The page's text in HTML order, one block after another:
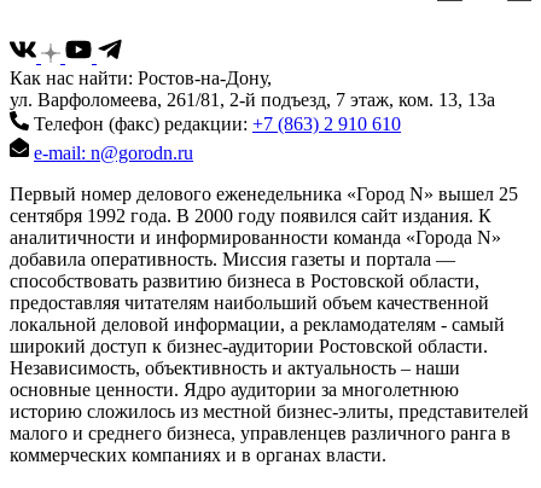
Как нас найти: Ростов-на-Дону,
ул. Варфоломеева, 261/81, 2-й подъезд, 7 этаж, ком. 13, 13а
Телефон (факс) редакции: +7 (863) 2 910 610
e-mail: n@gorodn.ru
Первый номер делового еженедельника «Город N» вышел 25
сентября 1992 года. В 2000 году появился сайт издания. К
аналитичности и информированности команда «Города N»
добавила оперативность. Миссия газеты и портала —
способствовать развитию бизнеса в Ростовской области,
предоставляя читателям наибольший объем качественной
локальной деловой информации, а рекламодателям - самый
широкий доступ к бизнес-аудитории Ростовской области.
Независимость, объективность и актуальность – наши
основные ценности. Ядро аудитории за многолетнюю
историю сложилось из местной бизнес-элиты, представителей
малого и среднего бизнеса, управленцев различного ранга в
коммерческих компаниях и в органах власти.